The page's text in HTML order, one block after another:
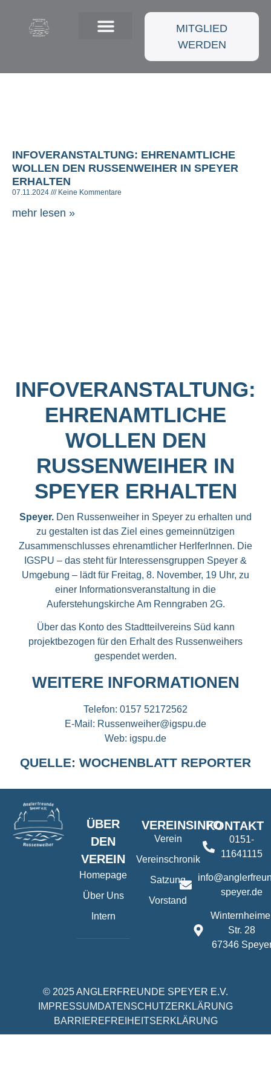
MITGLIED
WERDEN
INFOVERANSTALTUNG: EHRENAMTLICHE
WOLLEN DEN RUSSENWEIHER IN SPEYER
ERHALTEN
07.11.2024 Keine Kommentare
mehr lesen »
INFOVERANSTALTUNG:
EHRENAMTLICHE
WOLLEN DEN
RUSSENWEIHER IN
SPEYER ERHALTEN
Speyer. Den Russenweiher in Speyer zu erhalten und
zu gestalten ist das Ziel eines gemeinnützigen
Zusammenschlusses ehrenamtlicher HerlferInnen. Die
IGSPU – das steht für Interessensgruppen Speyer &
Umgebung – lädt für Freitag, 8. November, 19 Uhr, zu
einer Informationsveranstaltung in die
Auferstehungskirche Am Renngraben 2G.
Über das Konto des Stadtteilvereins Süd kann
projektbezogen für den Erhalt des Russenweihers
gespendet werden.
WEITERE INFORMATIONEN
Telefon: 0157 52172562
E-Mail: Russenweiher@igspu.de
Web: igspu.de
QUELLE: WOCHENBLATT REPORTER
ÜBER
DEN
VEREIN
Homepage
Über Uns
Intern
VEREINSINFO
Verein
Vereinschronik
Satzung
Vorstand
KONTAKT
0151-
11641115
speyer.de
Str. 28
67346
© 2025 ANGLERFREUNDE SPEYER E.V.
IMPRESSUM DATENSCHUTZERKLÄRUNG
BARRIEREFREIHEITSERKLÄRUNG